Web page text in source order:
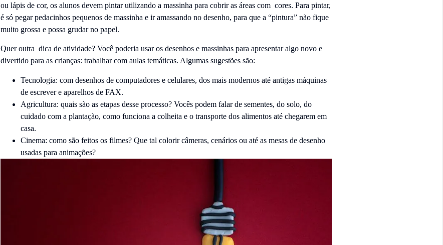
ou lápis de cor, os alunos devem pintar utilizando a massinha para cobrir as áreas com cores. Para pintar,
é só pegar pedacinhos pequenos de massinha e ir amassando no desenho, para que a “pintura” não fique
muito grossa e possa grudar no papel.
Quer outra dica de atividade? Você poderia usar os desenhos e massinhas para apresentar algo novo e
divertido para as crianças: trabalhar com aulas temáticas. Algumas sugestões são:
Tecnologia: com desenhos de computadores e celulares, dos mais modernos até antigas máquinas
de escrever e aparelhos de FAX.
Agricultura: quais são as etapas desse processo? Vocês podem falar de sementes, do solo, do
cuidado com a plantação, como funciona a colheita e o transporte dos alimentos até chegarem em
casa.
Cinema: como são feitos os filmes? Que tal colorir câmeras, cenários ou até as mesas de desenho
usadas para animações?